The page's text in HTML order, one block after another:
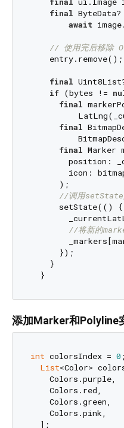
final
await
// 使用完后移除
    entry.remove();
final
if (bytes !=
final
final
final Marker
position:
icon:
      );
//调用setState
      setState(() {
//将新的
      });
    }
添加Marker和Polyline
int colorsIndex = 0 ;
List<Color>
    Colors.purple,
    Colors.red,
    Colors.green,
    Colors.pink,
  ];